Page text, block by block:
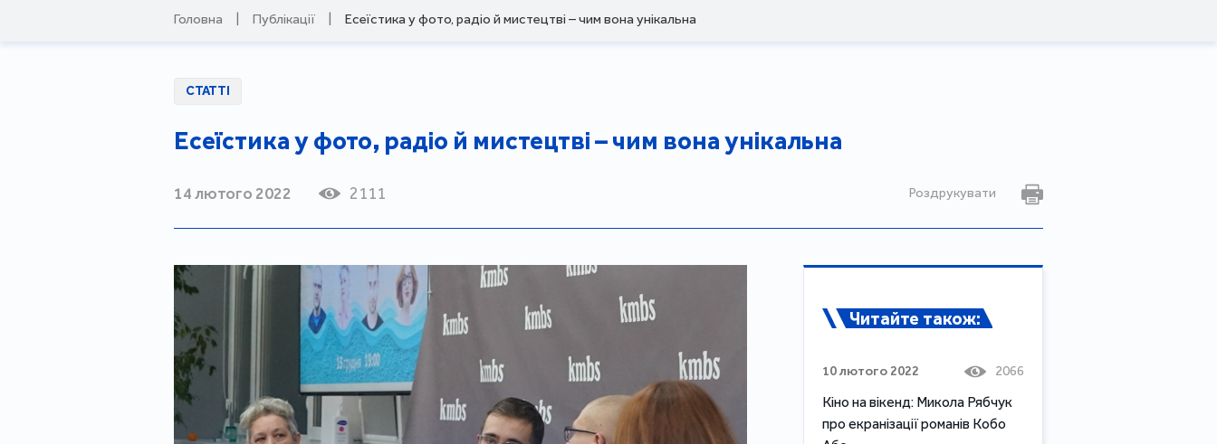
Головна Публікації Есеїстика у фото, радіо й мистецтві – чим вона унікальна
СТАТТІ
Есеїстика у фото, радіо й мистецтві – чим вона унікальна
14 лютого 2022 2111 Роздрукувати
Читайте також:
10 лютого 2022 2066
Кіно на вікенд: Микола Рябчук
про екранізації романів Кобо